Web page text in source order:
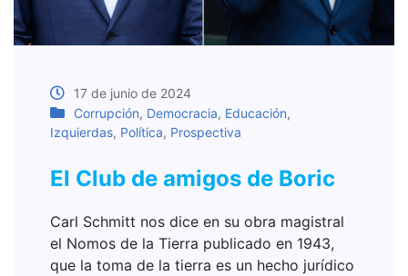
17 de junio de 2024
Corrupción, Democracia, Educación,
Izquierdas, Política, Prospectiva
El Club de amigos de Boric
Carl Schmitt nos dice en su obra magistral
el Nomos de la Tierra publicado en 1943,
que la toma de la tierra es un hecho jurídico